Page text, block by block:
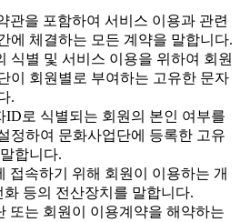
관을 포함하여 서비스 이용과 관련
에 체결하는 모든 계약을 말합니다.
식별 및 서비스 이용을 위하여 회원
이 회원별로 부여하는 고유한 문자
.
ID로 식별되는 회원의 본인 여부를
정하여 문화사업단에 등록한 고유
합니다.
접속하기 위해 회원이 이용하는 개
등의 전산장치를 말합니다.
또는 회원이 이용계약을 해약하는